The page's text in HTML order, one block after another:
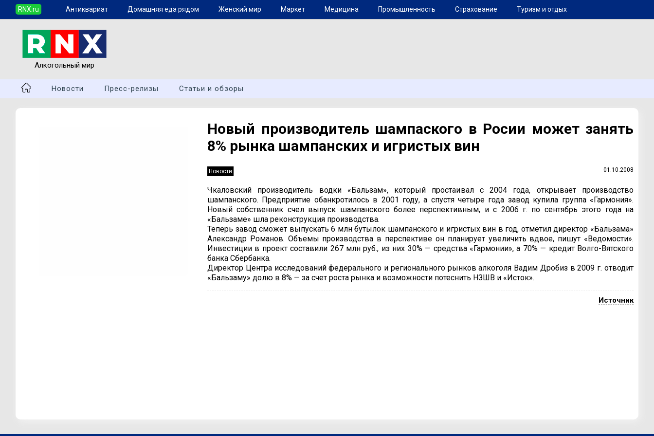
RNX.ru Антиквариат Домашняя еда рядом Женский мир Маркет Медицина Промышленность Страхование Туризм и отдых
Алкогольный мир
Новости Пресс-релизы Статьи и обзоры
Новый производитель шампаского в Росии может занять
8% рынка шампанских и игристых вин
01.10.2008
Новости
Чкаловский производитель водки «Бальзам», который простаивал с 2004 года, открывает производство
шампанского. Предприятие обанкротилось в 2001 году, а спустя четыре года завод купила группа «Гармония».
Новый собственник счел выпуск шампанского более перспективным, и с 2006 г. по сентябрь этого года на
«Бальзаме» шла реконструкция производства.
Теперь завод сможет выпускать 6 млн бутылок шампанского и игристых вин в год, отметил директор «Бальзама»
Александр Романов. Объемы производства в перспективе он планирует увеличить вдвое, пишут «Ведомости».
Инвестиции в проект составили 267 млн руб., из них 30% — средства «Гармонии», а 70% — кредит Волго-Вятского
банка Сбербанка.
Директор Центра исследований федерального и регионального рынков алкоголя Вадим Дробиз в 2009 г. отводит
«Бальзаму» долю в 8% — за счет роста рынка и возможности потеснить НЗШВ и «Исток».
Источник